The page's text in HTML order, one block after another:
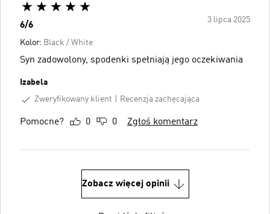
3 lipca 2025
6/6
Kolor: Black / White
Syn zadowolony, spodenki spełniają jego oczekiwania
Izabela
Zweryfikowany klient
Recenzja zachęcająca
Pomocne? 0 0 Zgłoś komentarz
Zobacz więcej opinii